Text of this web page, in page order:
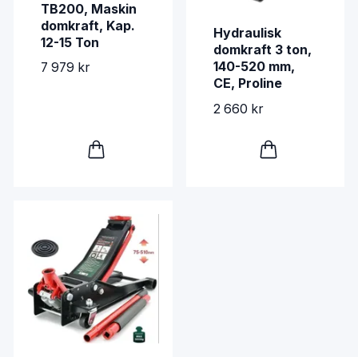
TB200, Maskin
domkraft, Kap.
12-15 Ton
7 979 kr
Hydraulisk
domkraft 3 ton,
140-520 mm,
CE, Proline
2 660 kr